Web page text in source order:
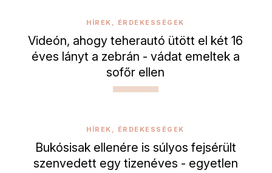
HÍREK, ÉRDEKESSÉGEK
Videón, ahogy teherautó ütött el két 16
éves lányt a zebrán - vádat emeltek a
sofőr ellen
HÍREK, ÉRDEKESSÉGEK
Bukósisak ellenére is súlyos fejsérült
szenvedett egy tizenéves - egyetlen